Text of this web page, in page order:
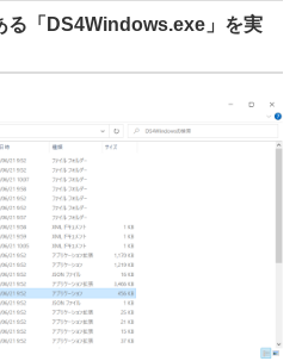
る「DS4Windows.exe」を実